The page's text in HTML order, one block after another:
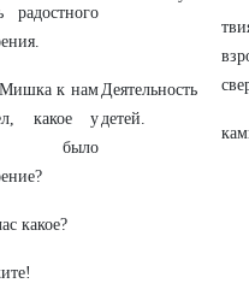
радостного
Мишка к нам
какое у
было
какое?
Деятельность
детей.